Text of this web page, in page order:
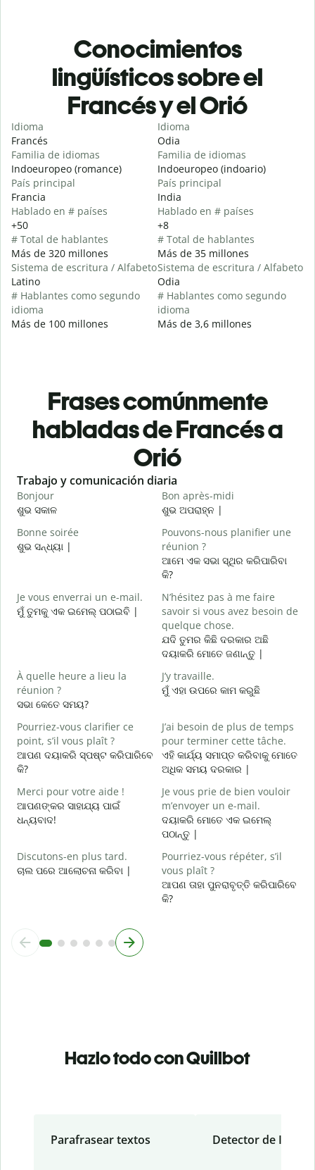
Conocimientos
lingüísticos sobre el
Francés y el Orió
Idioma
Francés
Familia de idiomas
Indoeuropeo (romance)
País principal
Francia
Hablado en # países
+50
# Total de hablantes
Más de 320 millones
Sistema de escritura / Alfabeto
Latino
# Hablantes como segundo
idioma
Más de 100 millones
Idioma
Odia
Familia de idiomas
Indoeuropeo (indoario)
País principal
India
Hablado en # países
+8
# Total de hablantes
Más de 35 millones
Sistema de escritura / Alfabeto
Odia
# Hablantes como segundo
idioma
Más de 3,6 millones
Frases comúnmente
habladas de Francés a
Orió
Slide 1 of 6
Trabajo y comunicación diaria
Bonjour
ଶୁଭ ସକାଳ
Bon après-midi
ଶୁଭ ଅପରାହ୍ନ |
Bonne soirée
ଶୁଭ ସନ୍ଧ୍ୟା |
Pouvons-nous planifier une
réunion ?
ଆମେ ଏକ ସଭା ସ୍ଥିର କରିପାରିବା
କି?
Je vous enverrai un e-mail.
ମୁଁ ତୁମକୁ ଏକ ଇମେଲ୍ ପଠାଇବି |
N’hésitez pas à me faire
savoir si vous avez besoin de
quelque chose.
ଯଦି ତୁମର କିଛି ଦରକାର ଅଛି
ଦୟାକରି ମୋତେ ଜଣାନ୍ତୁ |
À quelle heure a lieu la
réunion ?
ସଭା କେତେ ସମୟ?
J’y travaille.
ମୁଁ ଏହା ଉପରେ କାମ କରୁଛି
Pourriez-vous clarifier ce
point, s’il vous plaît ?
ଆପଣ ଦୟାକରି ସ୍ପଷ୍ଟ କରିପାରିବେ
କି?
J’ai besoin de plus de temps
pour terminer cette tâche.
ଏହି କାର୍ଯ୍ୟ ସମାପ୍ତ କରିବାକୁ ମୋତେ
ଅଧିକ ସମୟ ଦରକାର |
Merci pour votre aide !
ଆପଣଙ୍କର ସାହାଯ୍ୟ ପାଇଁ
ଧନ୍ୟବାଦ!
Je vous prie de bien vouloir
m’envoyer un e-mail.
ଦୟାକରି ମୋତେ ଏକ ଇମେଲ୍
ପଠାନ୍ତୁ |
Discutons-en plus tard.
ଚାଲ ପରେ ଆଲୋଚନା କରିବା |
Pourriez-vous répéter, s’il
vous plaît ?
ଆପଣ ତାହା ପୁନରାବୃତ୍ତି କରିପାରିବେ
କି?
Hazlo todo con Quillbot
Parafrasear textos Detector de IA